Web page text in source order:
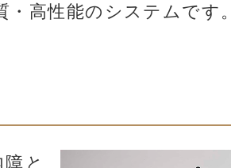
高性能のシステムです。
と